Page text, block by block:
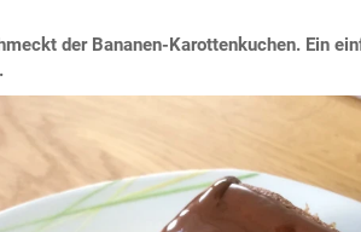
der Bananen-Karottenkuchen. Ein